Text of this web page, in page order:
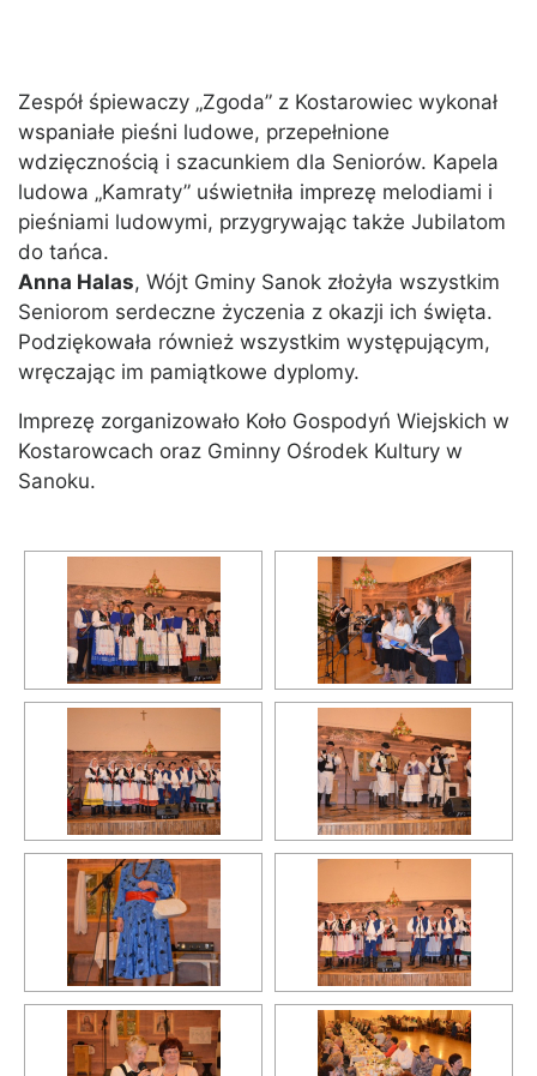
Zespół śpiewaczy „Zgoda” z Kostarowiec wykonał
wspaniałe pieśni ludowe, przepełnione
wdzięcznością i szacunkiem dla Seniorów. Kapela
ludowa „Kamraty” uświetniła imprezę melodiami i
pieśniami ludowymi, przygrywając także Jubilatom
do tańca.
Anna Halas, Wójt Gminy Sanok złożyła wszystkim
Seniorom serdeczne życzenia z okazji ich święta.
Podziękowała również wszystkim występującym,
wręczając im pamiątkowe dyplomy.
Imprezę zorganizowało Koło Gospodyń Wiejskich w
Kostarowcach oraz Gminny Ośrodek Kultury w
Sanoku.